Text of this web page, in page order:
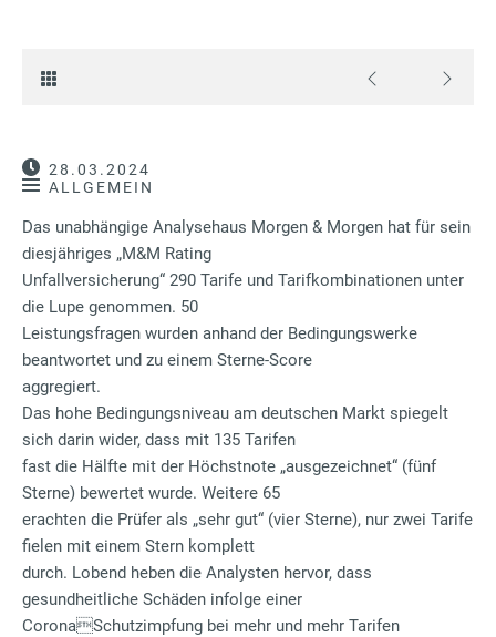
28.03.2024
ALLGEMEIN
Das unabhängige Analysehaus Morgen & Morgen hat für sein
diesjähriges „M&M Rating
Unfallversicherung“ 290 Tarife und Tarifkombinationen unter
die Lupe genommen. 50
Leistungsfragen wurden anhand der Bedingungswerke
beantwortet und zu einem Sterne-Score
aggregiert.
Das hohe Bedingungsniveau am deutschen Markt spiegelt
sich darin wider, dass mit 135 Tarifen
fast die Hälfte mit der Höchstnote „ausgezeichnet“ (fünf
Sterne) bewertet wurde. Weitere 65
erachten die Prüfer als „sehr gut“ (vier Sterne), nur zwei Tarife
fielen mit einem Stern komplett
durch. Lobend heben die Analysten hervor, dass
gesundheitliche Schäden infolge einer
CoronaSchutzimpfung bei mehr und mehr Tarifen